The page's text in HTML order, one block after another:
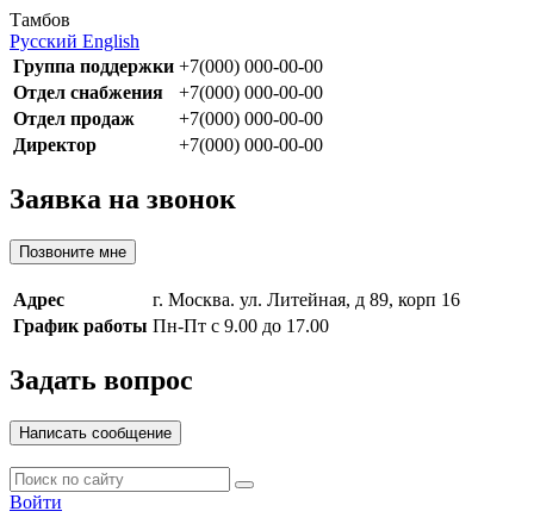
Тамбов
Русский English
Группа поддержки +7(000) 000-00-00
Отдел снабжения
+7(000) 000-00-00
Отдел продаж
+7(000) 000-00-00
Директор
+7(000) 000-00-00
Заявка на звонок
Позвоните мне
Адрес
г. Москва. ул. Литейная, д 89, корп 16
График работы Пн-Пт с 9.00 до 17.00
Задать вопрос
Написать сообщение
Войти